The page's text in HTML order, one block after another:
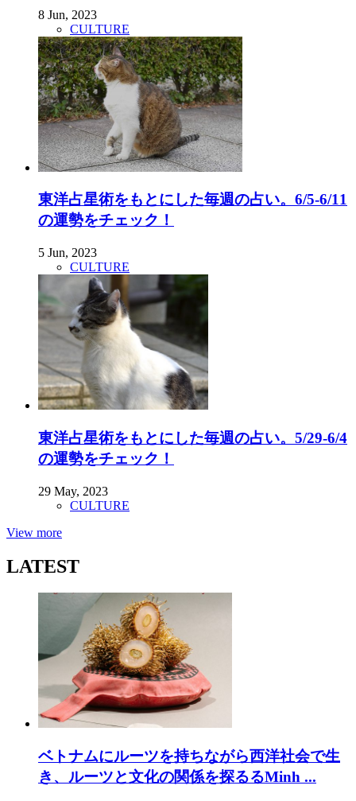
8 Jun, 2023
CULTURE
東洋占星術をもとにした毎週の占い。6/5-6/11
の運勢をチェック！
5 Jun, 2023
CULTURE
東洋占星術をもとにした毎週の占い。5/29-6/4
の運勢をチェック！
29 May, 2023
CULTURE
View more
LATEST
ベトナムにルーツを持ちながら西洋社会で生
き、ルーツと文化の関係を探るるMinh ...